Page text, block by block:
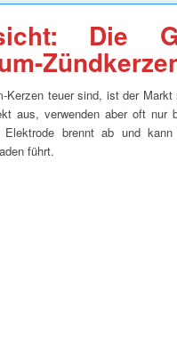
Die
Kerzen teuer sind, ist der
aus, verwenden aber oft nur
brennt ab und
führt.